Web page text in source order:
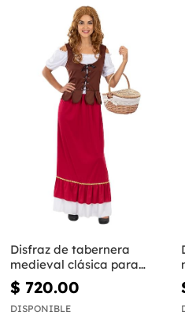
Disfraz de tabernera
medieval clásica para
mujer
$ 720.00
DISPONIBLE